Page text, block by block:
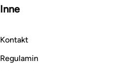
Inne
Kontakt
Regulamin